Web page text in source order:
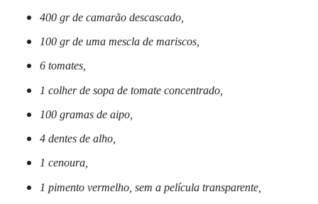
400 gr de camarão descascado,
100 gr de uma mescla de mariscos,
6 tomates,
1 colher de sopa de tomate concentrado,
100 gramas de aipo,
4 dentes de alho,
1 cenoura,
1 pimento vermelho, sem a película transparente,